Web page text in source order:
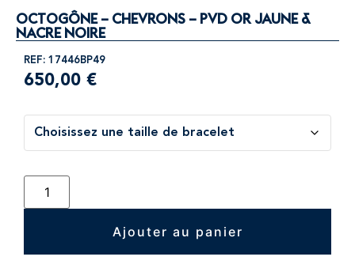
OCTOGÔNE – CHEVRONS – PVD OR JAUNE &
NACRE NOIRE
REF: 17446BP49
650,00 €
Ajouter au panier